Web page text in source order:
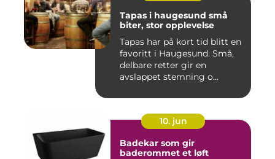
Tapas i haugesund små
biter, stor opplevelse
Tapas har på kort tid blitt en
favoritt i Haugesund. Små,
delbare retter gir en
avslappet stemning o...
10. jun
Badekar som gir
baderommet et løft